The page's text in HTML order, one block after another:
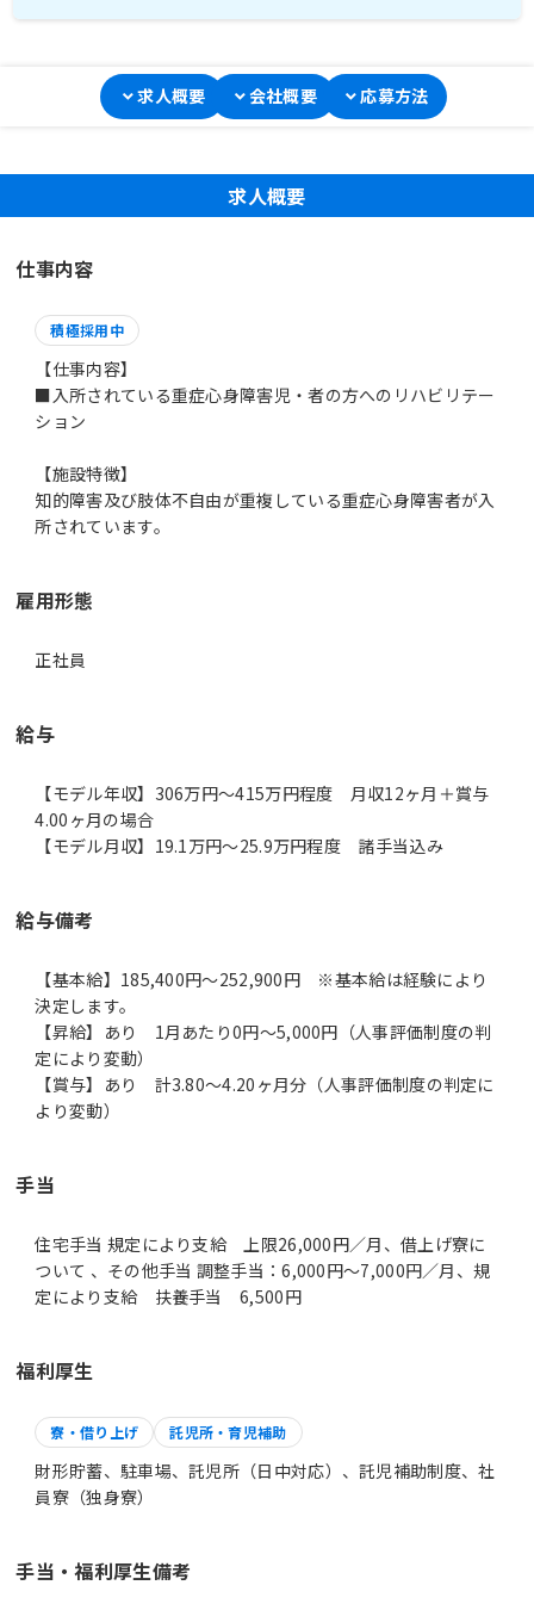
求人概要 会社概要 応募方法
求人概要
仕事内容
積極採用中
【仕事内容】
■入所されている重症心身障害児・者の方へのリハビリテー
ション
【施設特徴】
知的障害及び肢体不自由が重複している重症心身障害者が入
所されています。
雇用形態
正社員
給与
【モデル年収】306万円〜415万円程度 月収12ヶ月＋賞与
4.00ヶ月の場合
【モデル月収】19.1万円〜25.9万円程度 諸手当込み
給与備考
【基本給】185,400円～252,900円 ※基本給は経験により
決定します。
【昇給】あり 1月あたり0円～5,000円（人事評価制度の判
定により変動）
【賞与】あり 計3.80～4.20ヶ月分（人事評価制度の判定に
より変動）
手当
住宅手当 規定により支給 上限26,000円／月、借上げ寮に
ついて 、その他手当 調整手当：6,000円～7,000円／月、規
定により支給 扶養手当 6,500円
福利厚生
寮・借り上げ 託児所・育児補助
財形貯蓄、駐車場、託児所（日中対応）、託児補助制度、社
員寮（独身寮）
手当・福利厚生備考